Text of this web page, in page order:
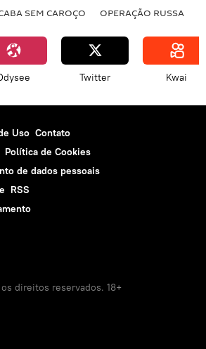
SEM CAROÇO OPERAÇÃO RUSSA
Twitter Kwai
Uso Contato
Política de Cookies
de dados pessoais
RSS
direitos reservados. 18+